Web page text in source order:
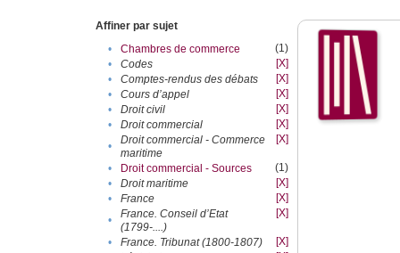
Affiner par sujet
•
Chambres de commerce
(1)
•
Codes
[X]
•
Comptes-rendus des débats
[X]
•
Cours d’appel
[X]
•
Droit civil
[X]
•
Droit commercial
[X]
•
Droit commercial - Commerce
maritime
[X]
• Droit commercial - Sources
(1)
•
Droit maritime
[X]
•
France
[X]
•
France. Conseil d’Etat
(1799-....)
[X]
• France. Tribunat (1800-1807)
[X]